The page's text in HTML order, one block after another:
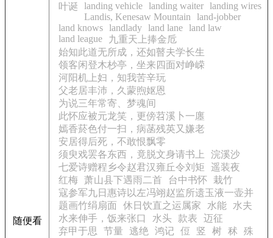
随便看
叶诞
landing vehicle landing waiter landing wires
Landis, Kenesaw Mountain
land-jobber
land knows landlady land lane land law
land league
九重天上捧金卮
始知此道无所成，还如瞽夫学长生
领客闲登木杪亭，坐来四面对峥嵘
河阳机上妇，知我苦辛玩
父老居丰沛，久蒙煦妪恩
为说三年常寄、梦魂间
此怀应被元龙笑，更傍苕溪卜一廛
嫣香菸色付一扫，病菡残英又嫌老
安居得后死，不敢恨飘零
须臾戏罢各东西，竟脱文身请书上
浣溪沙
七爱诗赠程乡令赵君汉雍丘令刘矩
遥装夜
红梅 萧山县下遇雨二首 台中书怀 栽竹
寇参军九日惠诗以左冯翊赵监所遗玉液一壶并
题画竹绢扇面
休日饮直之运属家 水能
水夫
水来伸手，饭来张口
水头 款表
迈征
弃甲于思
节量 逃绝 鸿记 侸 竖 树 秫
殊